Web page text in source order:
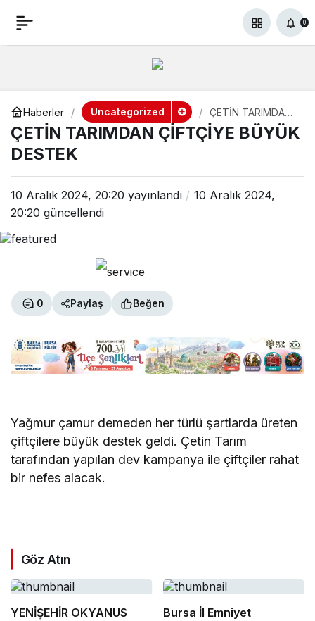
0
Haberler Uncategorized
ÇETİN TARIMDAN
ÇİFTÇİYE BÜYÜK
DESTEK
ÇETİN TARIMDAN ÇİFTÇİYE BÜYÜK
DESTEK
10 Aralık 2024, 20:20 yayınlandı
10 Aralık 2024,
20:20 güncellendi
0 Paylaş Beğen
Yağmur çamur demeden her türlü şartlarda üreten
çiftçilere büyük destek geldi. Çetin Tarım
tarafından yapılan dev kampanya ile çiftçiler rahat
bir nefes alacak.
Göz Atın
YENİŞEHİR OKYANUS
Bursa İl Emniyet
ÇETİN TARIMDAN 0 Paylaş